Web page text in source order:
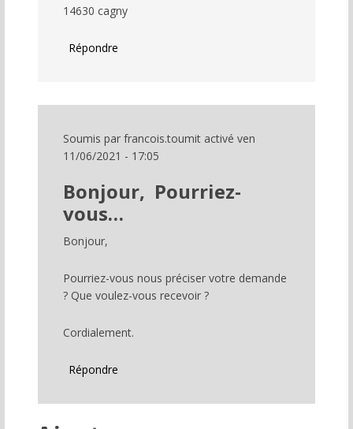
14630 cagny
Répondre
Soumis par francois.toumit activé ven
11/06/2021 - 17:05
Bonjour, Pourriez-
vous…
Bonjour,
Pourriez-vous nous préciser votre demande
? Que voulez-vous recevoir ?
Cordialement.
Répondre